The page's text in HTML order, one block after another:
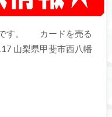
です。 カードを売る
山梨県甲斐市西八幡